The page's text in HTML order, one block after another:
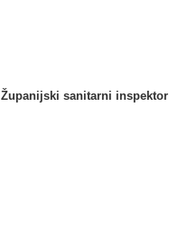
Županijski sanitarni inspektor